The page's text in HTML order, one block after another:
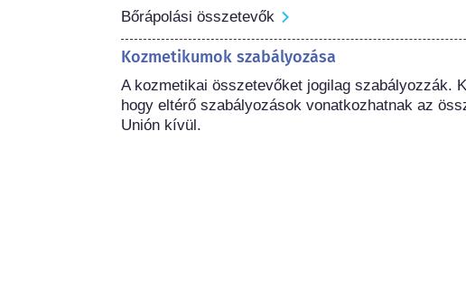
Bőrápolási összetevők
Kozmetikumok szabályozása
A kozmetikai összetevőket jogilag szabályozzák.
hogy eltérő szabályozások vonatkozhatnak az
Unión kívül.